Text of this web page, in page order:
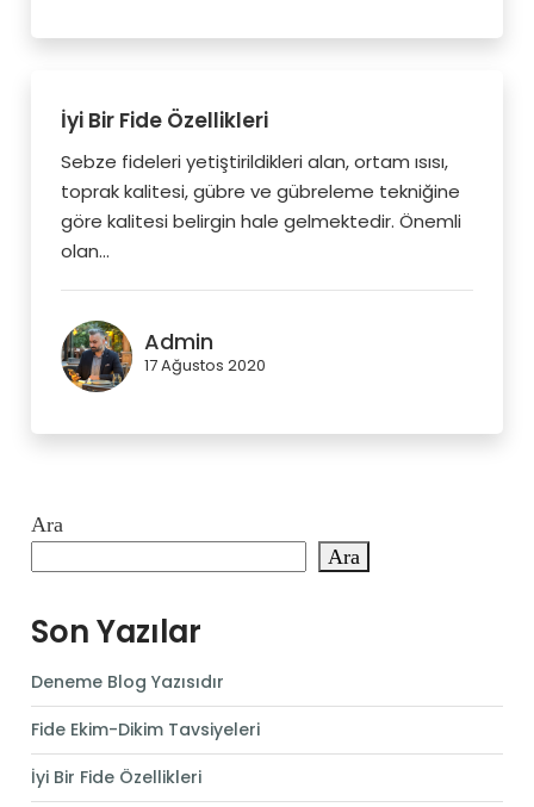
İyi Bir Fide Özellikleri
Sebze fideleri yetiştirildikleri alan, ortam ısısı,
toprak kalitesi, gübre ve gübreleme tekniğine
göre kalitesi belirgin hale gelmektedir. Önemli
olan...
Admin
17 Ağustos 2020
Ara
Ara
Son Yazılar
Deneme Blog Yazısıdır
Fide Ekim-Dikim Tavsiyeleri
İyi Bir Fide Özellikleri